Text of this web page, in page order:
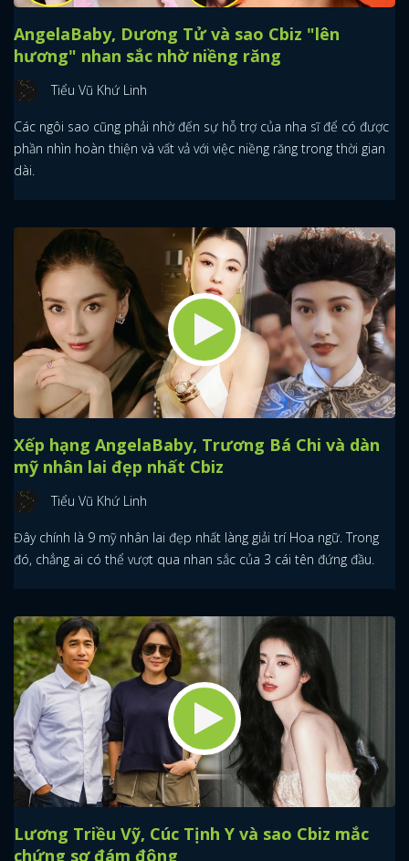
AngelaBaby, Dương Tử và sao Cbiz "lên
hương" nhan sắc nhờ niềng răng
Tiểu Vũ Khứ Linh
Các ngôi sao cũng phải nhờ đến sự hỗ trợ của nha sĩ để có được
phần nhìn hoàn thiện và vất vả với việc niềng răng trong thời gian
dài.
Xếp hạng AngelaBaby, Trương Bá Chi và dàn
mỹ nhân lai đẹp nhất Cbiz
Tiểu Vũ Khứ Linh
Đây chính là 9 mỹ nhân lai đẹp nhất làng giải trí Hoa ngữ. Trong
đó, chẳng ai có thể vượt qua nhan sắc của 3 cái tên đứng đầu.
Lương Triều Vỹ, Cúc Tịnh Y và sao Cbiz mắc
chứng sợ đám đông